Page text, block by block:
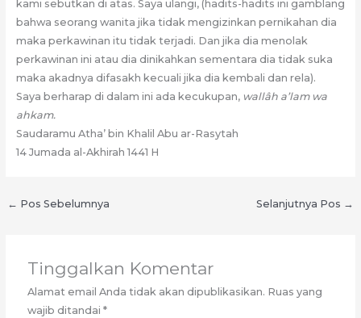
kami sebutkan di atas. Saya ulangi, (hadits-hadits ini gamblang
bahwa seorang wanita jika tidak mengizinkan pernikahan dia
maka perkawinan itu tidak terjadi. Dan jika dia menolak
perkawinan ini atau dia dinikahkan sementara dia tidak suka
maka akadnya difasakh kecuali jika dia kembali dan rela).
Saya berharap di dalam ini ada kecukupan, wallâh a’lam wa
ahkam.
Saudaramu Atha’ bin Khalil Abu ar-Rasytah
14 Jumada al-Akhirah 1441 H
← Pos Sebelumnya Selanjutnya Pos →
Tinggalkan Komentar
Alamat email Anda tidak akan dipublikasikan. Ruas yang
wajib ditandai*